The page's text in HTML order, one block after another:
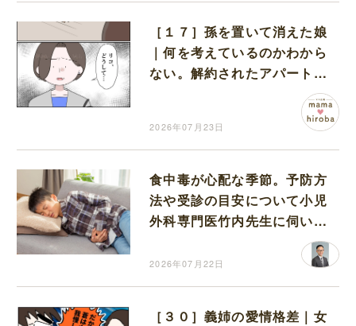
［１７］孫を置いて消えた娘
｜何を考えているのかわから
ない。解約されたアパートに
ぽつんと置かれた孫の荷物
2026年07月23日
食中毒が心配な季節。予防方
法や受診の目安について小児
外科専門医竹内先生に伺いま
2026年07月22日
［３０］義姉の愛情格差｜女